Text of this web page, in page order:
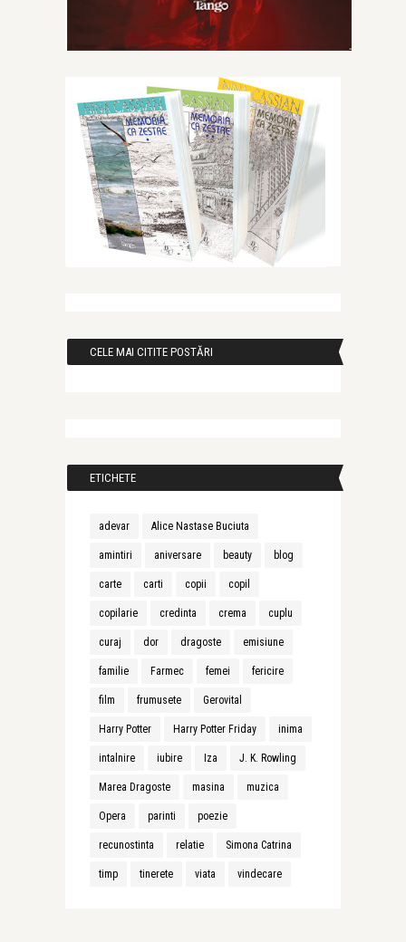
CELE MAI CITITE POSTĂRI
ETICHETE
adevar Alice Nastase Buciuta
amintiri aniversare beauty blog
carte carti copii copil
copilarie credinta crema cuplu
curaj dor dragoste emisiune
familie Farmec femei fericire
film frumusete Gerovital
Harry Potter Harry Potter Friday inima
intalnire iubire Iza J. K. Rowling
Marea Dragoste masina muzica
Opera parinti poezie
recunostinta relatie Simona Catrina
timp tinerete viata vindecare